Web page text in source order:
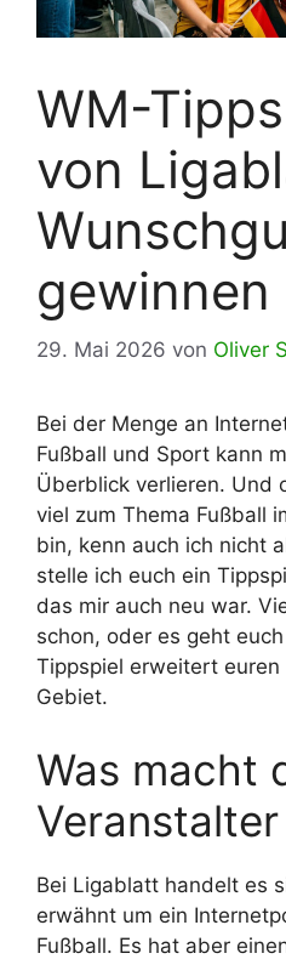
WM-
von
gewinnen
29. Mai 2026 von Oliver
Bei der Menge an
Fußball und Sport kann
Überblick verlieren. Und
viel zum Thema Fußball
bin, kenn auch ich nicht
stelle ich euch ein
das mir auch neu war.
schon, oder es geht
Tippspiel erweitert
Gebiet.
Was macht
Bei Ligablatt handelt es
erwähnt um ein
Fußball. Es hat aber